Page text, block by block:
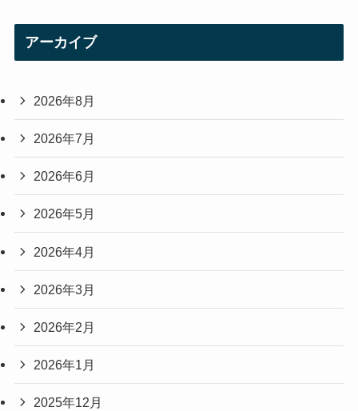
アーカイブ
2026年8月
2026年7月
2026年6月
2026年5月
2026年4月
2026年3月
2026年2月
2026年1月
2025年12月